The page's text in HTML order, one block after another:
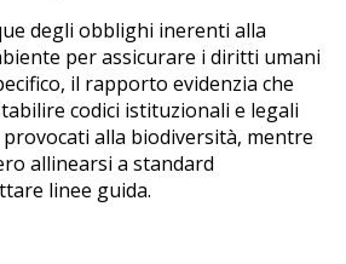
degli obblighi inerenti alla
per assicurare i diritti umani
il rapporto evidenzia che
codici istituzionali e legali
alla biodiversità, mentre
allinearsi a standard
linee guida.